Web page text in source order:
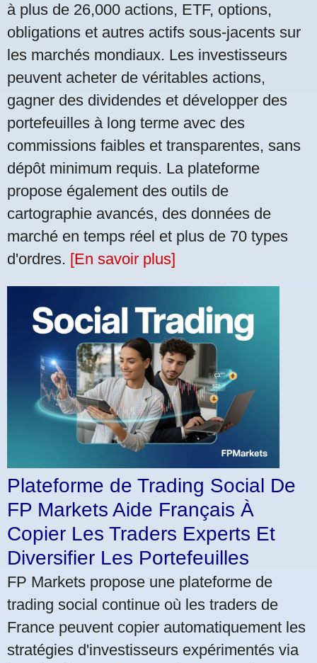
à plus de 26,000 actions, ETF, options,
obligations et autres actifs sous-jacents sur
les marchés mondiaux. Les investisseurs
peuvent acheter de véritables actions,
gagner des dividendes et développer des
portefeuilles à long terme avec des
commissions faibles et transparentes, sans
dépôt minimum requis. La plateforme
propose également des outils de
cartographie avancés, des données de
marché en temps réel et plus de 70 types
d'ordres. [En savoir plus]
Plateforme de Trading Social De
FP Markets Aide Français À
Copier Les Traders Experts Et
Diversifier Les Portefeuilles
FP Markets propose une plateforme de
trading social continue où les traders de
France peuvent copier automatiquement les
stratégies d'investisseurs expérimentés via